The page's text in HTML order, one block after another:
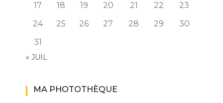
17
18 19 20 21 22
23
24
25 26 27 28 29
30
31
« JUIL
MA PHOTOTHÈQUE